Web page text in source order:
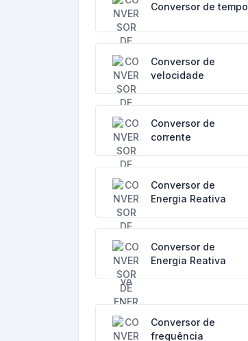
Conversor de tempo
Conversor de
velocidade
Conversor de
corrente
Conversor de
Energia Reativa
Conversor de
Energia Reativa
Conversor de
frequência